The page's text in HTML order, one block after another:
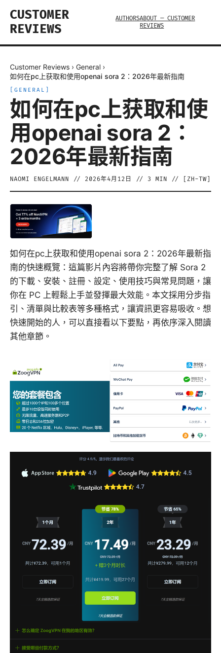
CUSTOMER
REVIEWS
AUTHORSABOUT — CUSTOMER
REVIEWS
Customer Reviews › General ›
如何在pc上获取和使用openai sora 2：2026年最新指南
GENERAL
如何在pc上获取和使
用openai sora 2：
2026年最新指南
NAOMI ENGELMANN // 2026年4月12日 // 3 MIN // [ ZH-TW
如何在pc上获取和使用openai sora 2：2026年最新指
南的快速概覽：這篇影片內容將帶你完整了解 Sora 2
的下載、安裝、註冊、設定、使用技巧與常見問題，讓
你在 PC 上輕鬆上手並發揮最大效能。本文採用分步指
引、清單與比較表等多種格式，讓資訊更容易吸收。想
快速開始的人，可以直接看以下要點，再依序深入閱讀
其他章節。